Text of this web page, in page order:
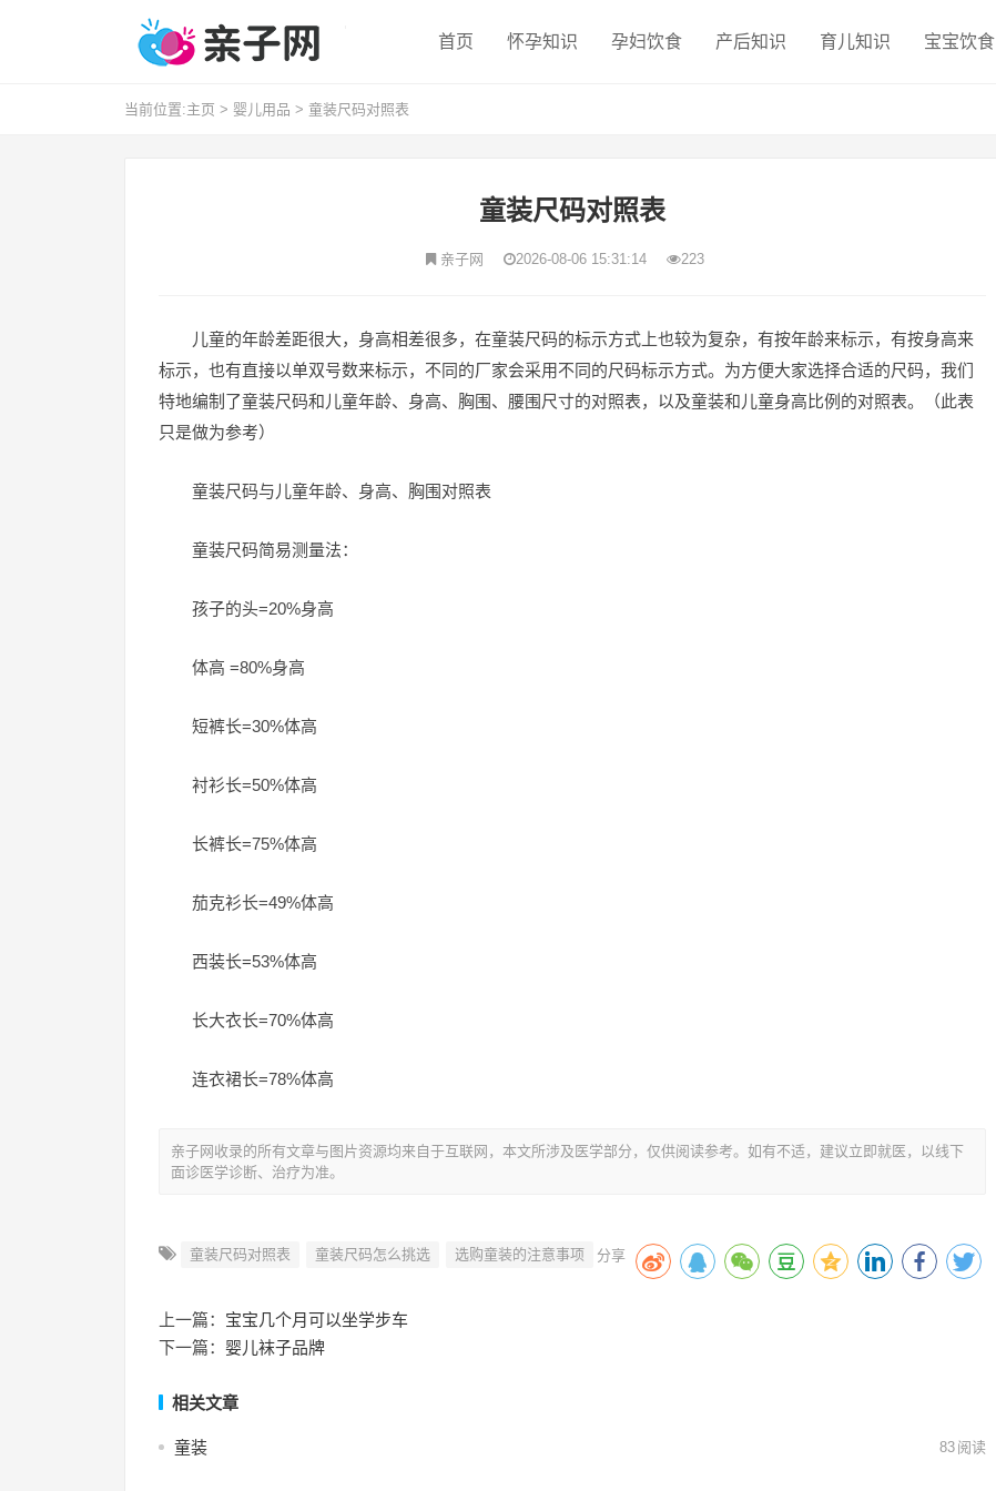
首页 怀孕知识 孕妇饮食 产后知识 育儿知识 宝宝饮食
当前位置:主页 > 婴儿用品 > 童装尺码对照表
童装尺码对照表
亲子网 2026-08-06 15:31:14 223
儿童的年龄差距很大，身高相差很多，在童装尺码的标示方式上也较为复杂，有按年龄来标示，有按身高来
标示，也有直接以单双号数来标示，不同的厂家会采用不同的尺码标示方式。为方便大家选择合适的尺码，我们
特地编制了童装尺码和儿童年龄、身高、胸围、腰围尺寸的对照表，以及童装和儿童身高比例的对照表。（此表
只是做为参考）
童装尺码与儿童年龄、身高、胸围对照表
童装尺码简易测量法：
孩子的头=20%身高
体高 =80%身高
短裤长=30%体高
衬衫长=50%体高
长裤长=75%体高
茄克衫长=49%体高
西装长=53%体高
长大衣长=70%体高
连衣裙长=78%体高
亲子网收录的所有文章与图片资源均来自于互联网，本文所涉及医学部分，仅供阅读参考。如有不适，建议立即就医，以线下
面诊医学诊断、治疗为准。
童装尺码对照表 童装尺码怎么挑选 选购童装的注意事项
上一篇： 宝宝几个月可以坐学步车
下一篇： 婴儿袜子品牌
相关文章
童装 83 阅读